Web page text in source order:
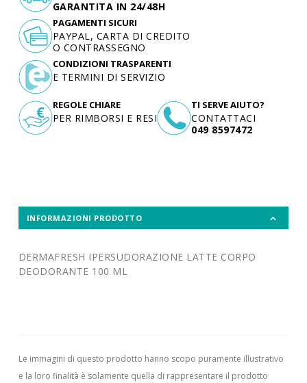
GARANTITA IN 24/48H
TI SERVE AIUTO?
CONTATTACI
049 8597472
PAGAMENTI SICURI
PAYPAL, CARTA DI CREDITO
O CONTRASSEGNO
CONDIZIONI TRASPARENTI
E TERMINI DI SERVIZIO
REGOLE CHIARE
PER RIMBORSI E RESI
INFORMAZIONI PRODOTTO
DERMAFRESH IPERSUDORAZIONE LATTE CORPO
DEODORANTE 100 ML
Le immagini di questo prodotto hanno scopo puramente illustrativo
e la loro finalità è solamente quella di rappresentare il prodotto